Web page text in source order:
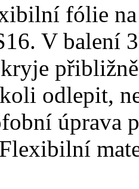
fólie
V balení
odlepit,
úprava